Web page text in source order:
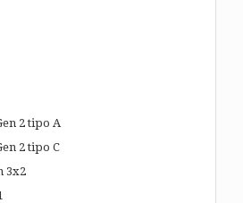
2 tipo A
2 tipo C
3x2